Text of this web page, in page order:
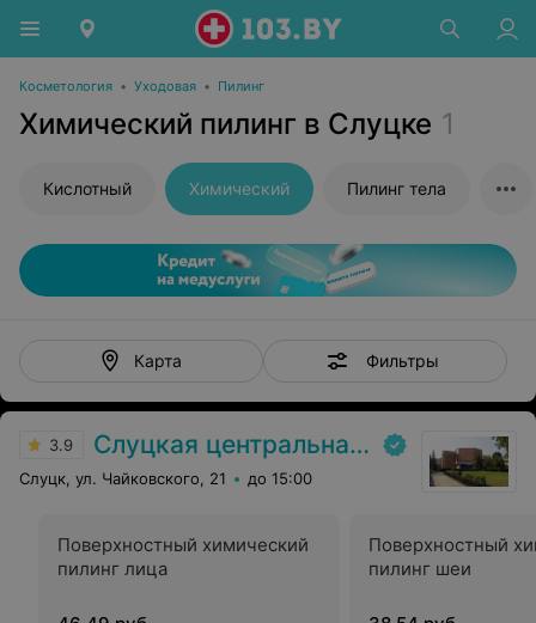
Косметология • Уходовая • Пилинг
Химический пилинг в Слуцке 1
Кислотный Химический Пилинг тела
Карта Фильтры
3.9 Слуцкая центральная районная больница
Слуцк, ул. Чайковского, 21 до 15:00
Поверхностный химический
пилинг лица
Поверхностный
пилинг шеи